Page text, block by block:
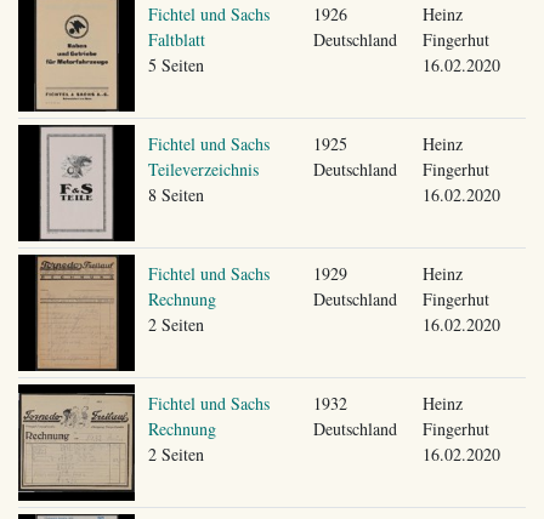
Fichtel und Sachs
Faltblatt
5 Seiten
1926
Deutschland
Heinz
Fingerhut
16.02.2020
Fichtel und Sachs
Teileverzeichnis
8 Seiten
1925
Deutschland
Heinz
Fingerhut
16.02.2020
Fichtel und Sachs
Rechnung
2 Seiten
1929
Deutschland
Heinz
Fingerhut
16.02.2020
Fichtel und Sachs
Rechnung
2 Seiten
1932
Deutschland
Heinz
Fingerhut
16.02.2020